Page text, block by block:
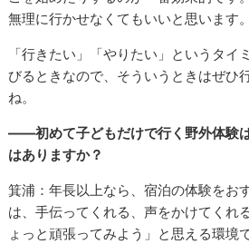
無理に行かせなくてもいいと思います。
「行きたい」「やりたい」というタイ
びるときなので、そういうときはぜひ
ね。
――初めて子どもだけで行く野外体験
はありますか？
箕浦：年長以上なら、宿泊の体験をお
は、手伝ってくれる、声をかけてくれ
ょっと頑張ってみよう」と思える環境